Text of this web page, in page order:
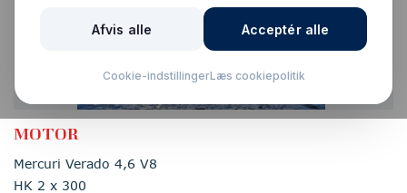
MOTOR
Mercuri Verado 4,6 V8
HK 2 x 300